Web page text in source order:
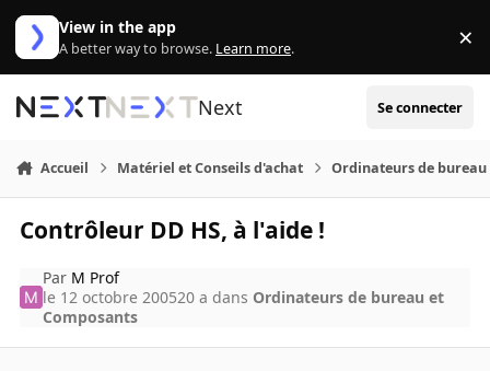
Aller au contenu
View in the app
A better way to browse. Learn more. ×
Next Se connecter
Accueil Matériel et Conseils d'achat Ordinateurs de bureau
Contrôleur DD HS, à l'aide !
Par M Prof
le 12 octobre 200520 a dans Ordinateurs de bureau et
Composants